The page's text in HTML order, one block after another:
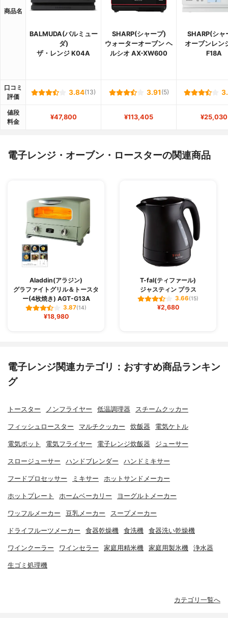
商品名
BALMUDA(バルミュー
ダ)
ザ・レンジ K04A
SHARP(シャープ)
ウォーターオーブン ヘ
ルシオ AX-XW600
SHARP(シャ
オーブンレン
F18A
口コミ
評価
3.84(13) 3.91 (5)
値段
料金
¥47,800 ¥113,405 ¥25,030
電子レンジ・オーブン・ロースターの関連商品
Aladdin(アラジン)
グラファイトグリル＆トースタ
ー(4枚焼き) AGT-G13A
3.87(14)
¥18,980
T-fal(ティファール)
ジャスティン プラス
3.66(15)
¥2,680
電子レンジ関連カテゴリ：おすすめ商品ランキン
グ
トースター ノンフライヤー 低温調理器 スチームクッカー
フィッシュロースター マルチクッカー 炊飯器 電気ケトル
電気ポット 電気フライヤー 電子レンジ炊飯器 ジューサー
スロージューサー ハンドブレンダー ハンドミキサー
フードプロセッサー ミキサー ホットサンドメーカー
ホットプレート ホームベーカリー ヨーグルトメーカー
ワッフルメーカー 豆乳メーカー スープメーカー
ドライフルーツメーカー 食器乾燥機 食洗機 食器洗い乾燥機
ワインクーラー ワインセラー 家庭用精米機 家庭用製氷機 浄水器
生ゴミ処理機
カテゴリ一覧へ